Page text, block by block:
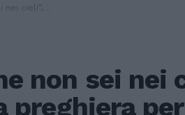
per i migranti
non sei nei
preghiera